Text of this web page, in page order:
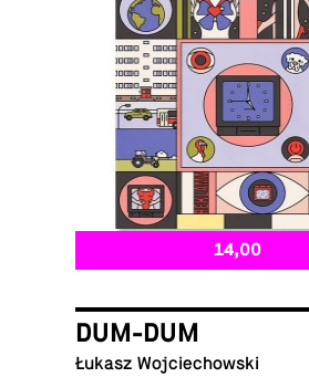
14,00
DUM-DUM
Łukasz Wojciechowski